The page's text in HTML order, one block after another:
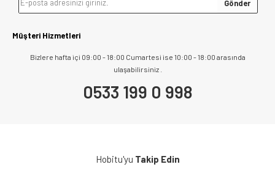
Müşteri Hizmetleri
Bizlere hafta içi 09:00 - 18:00 Cumartesi ise 10:00 - 18:00 arasında
ulaşabilirsiniz .
0533 199 0 998
Hobitu'yu Takip Edin